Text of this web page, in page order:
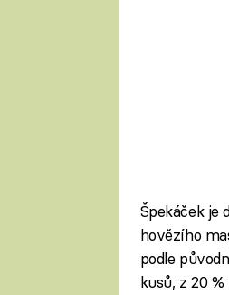
Špekáček je
hovězího
podle
kusů, z 20